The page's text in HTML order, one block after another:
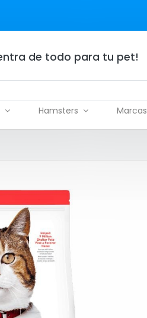
de todo para tu pet!
Hamsters Marcas